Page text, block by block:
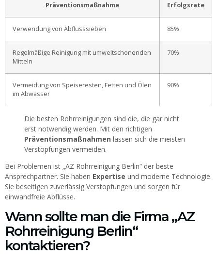
Präventionsmaßnahme Erfolgsrate
Verwendung von Abflusssieben 85%
Regelmäßige Reinigung mit umweltschonenden
Mitteln
70%
Vermeidung von Speiseresten, Fetten und Ölen
im Abwasser
90%
Die besten Rohrreinigungen sind die, die gar nicht
erst notwendig werden. Mit den richtigen
Präventionsmaßnahmen lassen sich die meisten
Verstopfungen vermeiden.
Bei Problemen ist „AZ Rohrreinigung Berlin“ der beste
Ansprechpartner. Sie haben Expertise und moderne Technologie.
Sie beseitigen zuverlässig Verstopfungen und sorgen für
einwandfreie Abflüsse.
Wann sollte man die Firma „AZ
Rohrreinigung Berlin“
kontaktieren?